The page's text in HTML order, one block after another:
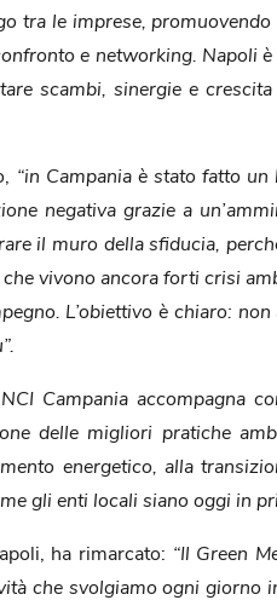
tra le imprese,
e networking. Napoli
scambi, sinergie e
“in Campania è stato fatto
negativa grazie a
il muro della sfiducia,
vivono ancora forti crisi
L’obiettivo è chiaro:
Campania accompagna
delle migliori pratiche
energetico, alla
gli enti locali siano oggi in
ha rimarcato: “Il Green
che svolgiamo ogni